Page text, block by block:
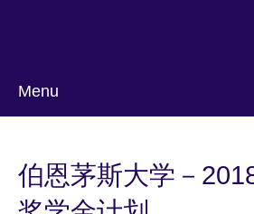
Menu
language
伯恩茅斯大学－